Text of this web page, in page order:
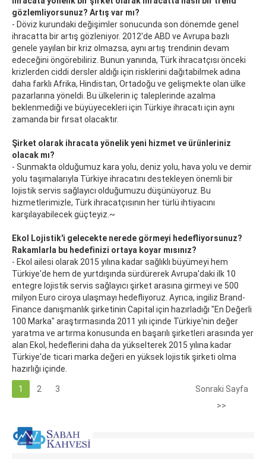
gözlemliyorsunuz? Artış var mı?
- Döviz kurundaki değişimler sonucunda son dönemde genel
ihracatta bir artış gözleniyor. 2012'de ABD ve Avrupa bazlı
genele yayılan bir kriz olmazsa, aynı artış trendinin devam
edeceğini öngörebiliriz. Bunun yanında, Türk ihracatçısı önceki
krizlerden ciddi dersler aldığı için risklerini dağıtabilmek adına
daha farklı Afrika, Hindistan, Ortadoğu ve gelişmekte olan ülke
pazarlarına yöneldi. Bu ülkelerin iç taleplerinde azalma
beklenmediği ve büyüyecekleri için Türkiye ihracatı için aynı
zamanda bir fırsat olacaktır.
Şirket olarak ihracata yönelik yeni hizmet ve ürünleriniz
olacak mı?
- Sunmakta olduğumuz kara yolu, deniz yolu, hava yolu ve demir
yolu taşımalarıyla Türkiye ihracatını destekleyen önemli bir
lojistik servis sağlayıcı olduğumuzu düşünüyoruz. Bu
hizmetlerimizle, Türk ihracatçısının her türlü ihtiyacını
karşılayabilecek güçteyiz.~
Ekol Lojistik'i gelecekte nerede görmeyi hedefliyorsunuz?
Rakamlarla bu hedefinizi ortaya koyar mısınız?
- Ekol ailesi olarak 2015 yılına kadar sağlıklı büyümeyi hem
Türkiye'de hem de yurtdışında sürdürerek Avrupa'daki ilk 10
entegre lojistik servis sağlayıcı şirket arasına girmeyi ve 500
milyon Euro ciroya ulaşmayı hedefliyoruz. Ayrıca, ingiliz Brand-
Finance danışmanlık şirketinin Capital için hazırladığı "En Değerli
100 Marka" araştırmasında 2011 yılı içinde Türkiye'nin değer
yaratma ve artırma konusunda en başarılı şirketleri arasında yer
alan Ekol, hedeflerini daha da yükselterek 2015 yılına kadar
Türkiye'de ticari marka değeri en yüksek lojistik şirketi olma
hazırlığı içinde.
1 2 3
Sonraki Sayfa
>>